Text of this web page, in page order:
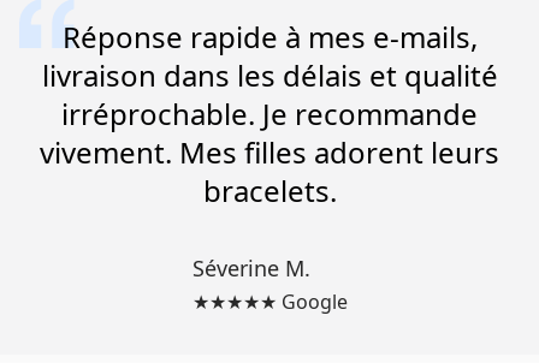
Réponse rapide à mes e-mails,
livraison dans les délais et qualité
irréprochable. Je recommande
vivement. Mes filles adorent leurs
bracelets.
Séverine M.
★★★★★ Google